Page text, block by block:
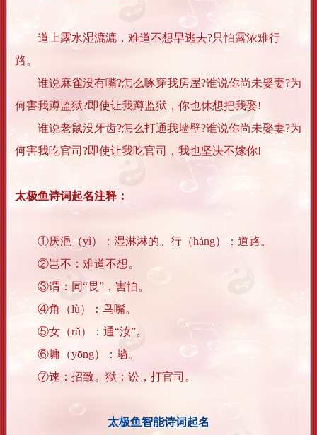
道上露水湿漉漉，难道不想早逃去?只怕露浓难行
路。
谁说麻雀没有嘴?怎么啄穿我房屋?谁说你尚未娶妻?为
何害我蹲监狱?即使让我蹲监狱，你也休想把我娶!
谁说老鼠没牙齿?怎么打通我墙壁?谁说你尚未娶妻?为
何害我吃官司?即使让我吃官司，我也坚决不嫁你!
太极鱼诗词起名注释：
①厌浥（yì）：湿淋淋的。行（háng）：道路。
②岂不：难道不想。
③谓：同“畏”，害怕。
④角（lù）：鸟嘴。
⑤女（rǔ）：通“汝”。
⑥墉（yōng）：墙。
⑦速：招致。狱：讼，打官司。
太极鱼智能诗词起名